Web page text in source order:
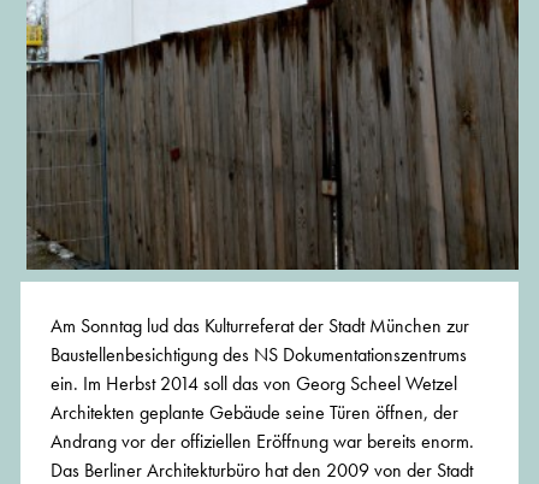
Am Sonntag lud das Kulturreferat der Stadt München zur
Baustellenbesichtigung des NS Dokumentationszentrums
ein. Im Herbst 2014 soll das von Georg Scheel Wetzel
Architekten geplante Gebäude seine Türen öffnen, der
Andrang vor der offiziellen Eröffnung war bereits enorm.
Das Berliner Architekturbüro hat den 2009 von der Stadt